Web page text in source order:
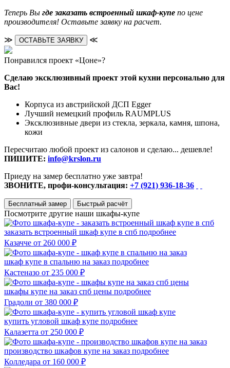
Теперь Вы где заказать встроенный шкаф-купе по цене
производителя! Оставьте заявку на расчет.
≫ ОСТАВЬТЕ ЗАЯВКУ ≪
Понравился проект «Цоне»?
Сделаю эксклюзивный проект этой кухни персонально для
Вас!
Корпуса из австрийской ДСП Egger
Лучший немецкий профиль RAUMPLUS
Эксклюзивные двери из стекла, зеркала, камня, шпона,
кожи
Пересчитаю любой проект из салонов и сделаю... дешевле!
ПИШИТЕ: info@krslon.ru
Приеду на замер бесплатно уже завтра!
ЗВОНИТЕ, профи-консультация: +7 (921) 936-18-36
Бесплатный замер Быстрый расчёт
Посмотрите другие наши шкафы-купе
заказать встроенный шкаф купе в спб подробнее
Казачче от 260 000 ₽
шкаф купе в спальню на заказ подробнее
Кастеназо от 235 000 ₽
шкафы купе на заказ спб цены подробнее
Градоли от 380 000 ₽
купить угловой шкаф купе подробнее
Калазетта от 250 000 ₽
производство шкафов купе на заказ подробнее
Колледара от 160 000 ₽